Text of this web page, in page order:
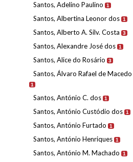
Santos, Adelino Paulino 1
Santos, Albertina Leonor dos 1
Santos, Alberto A. Silv. Costa 3
Santos, Alexandre José dos 1
Santos, Alice do Rosário 3
Santos, Álvaro Rafael de Macedo
1
Santos, António C. dos 1
Santos, António Custódio dos 1
Santos, António Furtado 1
Santos, António Henriques 1
Santos, António M. Machado 1